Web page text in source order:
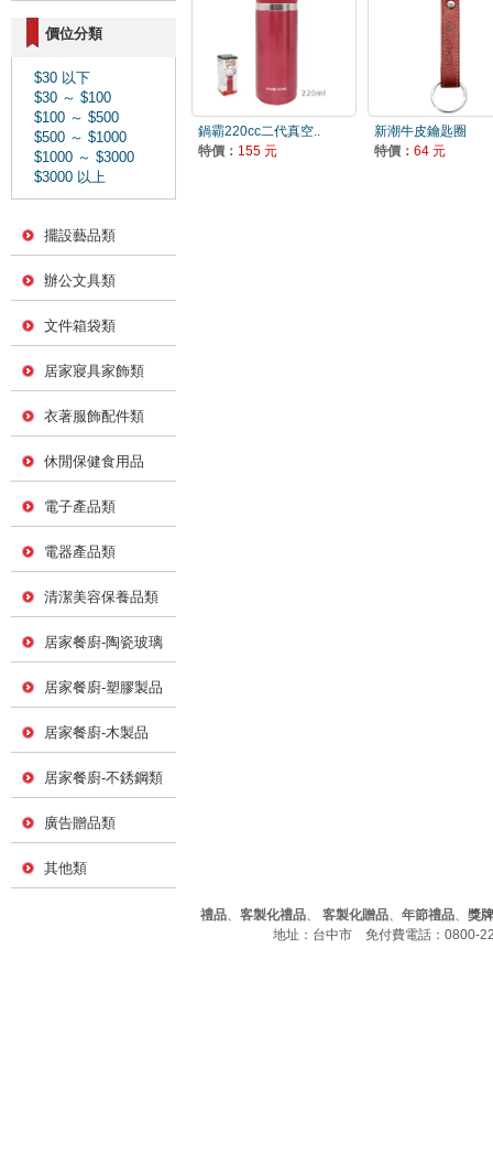
價位分類
$30 以下
$30 ～ $100
$100 ～ $500
$500 ～ $1000
$1000 ～ $3000
$3000 以上
擺設藝品類
辦公文具類
文件箱袋類
居家寢具家飾類
衣著服飾配件類
休閒保健食用品
電子產品類
電器產品類
清潔美容保養品類
居家餐廚-陶瓷玻璃
居家餐廚-塑膠製品
居家餐廚-木製品
居家餐廚-不銹鋼類
廣告贈品類
其他類
鍋霸220cc二代真空..
特價： 155 元
新潮牛皮鑰匙圈
特價： 64 元
禮品、 客製化禮品、 客製化贈品、 年節禮品、 獎
地址：台中市 免付費電話：0800-